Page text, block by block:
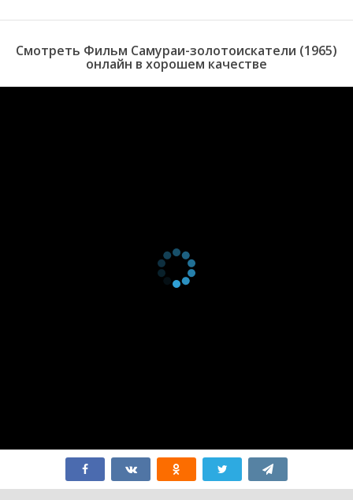
Смотреть Фильм Самураи-золотоискатели (1965)
онлайн в хорошем качестве